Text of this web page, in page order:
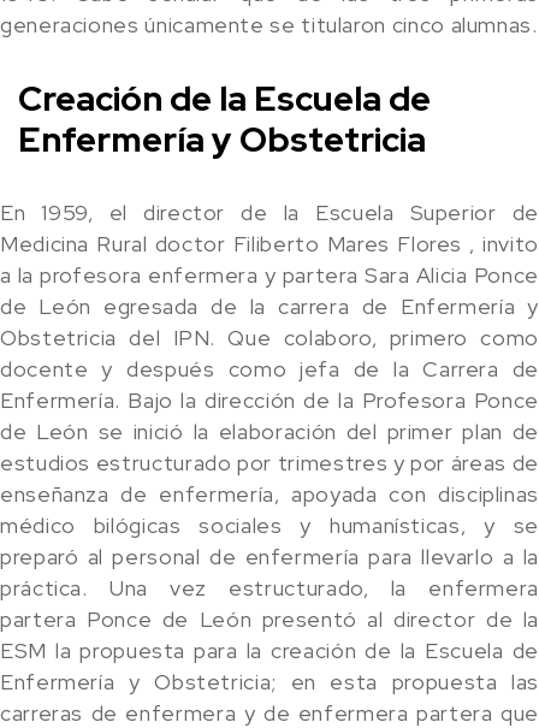
generaciones únicamente se titularon cinco alumnas.
Creación de la Escuela de
Enfermería y Obstetricia
En 1959, el director de la Escuela Superior de
Medicina Rural doctor Filiberto Mares Flores , invito
a la profesora enfermera y partera Sara Alicia Ponce
de León egresada de la carrera de Enfermería y
Obstetricia del IPN. Que colaboro, primero como
docente y después como jefa de la Carrera de
Enfermería. Bajo la dirección de la Profesora Ponce
de León se inició la elaboración del primer plan de
estudios estructurado por trimestres y por áreas de
enseñanza de enfermería, apoyada con disciplinas
médico bilógicas sociales y humanísticas, y se
preparó al personal de enfermería para llevarlo a la
práctica. Una vez estructurado, la enfermera
partera Ponce de León presentó al director de la
ESM la propuesta para la creación de la Escuela de
Enfermería y Obstetricia; en esta propuesta las
carreras de enfermera y de enfermera partera que